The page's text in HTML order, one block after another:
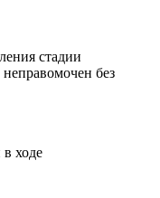
стадии
без
в ходе